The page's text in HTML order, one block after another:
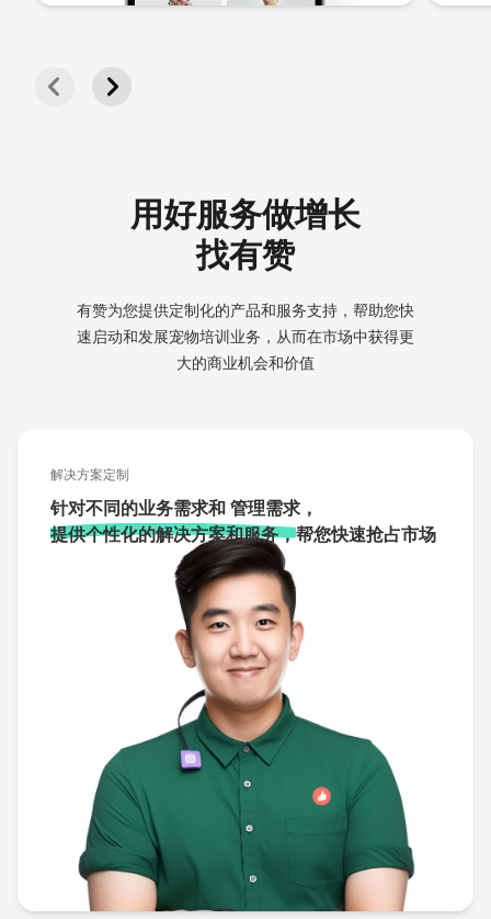
用好服务做增长
找有赞
有赞为您提供定制化的产品和服务支持，帮助您快
速启动和发展宠物培训业务，从而在市场中获得更
大的商业机会和价值
解决方案定制
针对不同的业务需求和 管理需求，
提供个性化的解决方案和服务，帮您快速抢占市场